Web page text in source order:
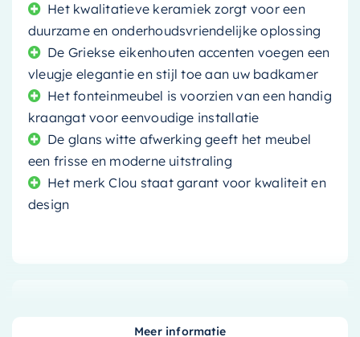
Het kwalitatieve keramiek zorgt voor een
duurzame en onderhoudsvriendelijke oplossing
De Griekse eikenhouten accenten voegen een
vleugje elegantie en stijl toe aan uw badkamer
Het fonteinmeubel is voorzien van een handig
kraangat voor eenvoudige installatie
De glans witte afwerking geeft het meubel
een frisse en moderne uitstraling
Het merk Clou staat garant voor kwaliteit en
design
Clou Flush 3 fonteinmeubel. Dit compacte
Meer informatie